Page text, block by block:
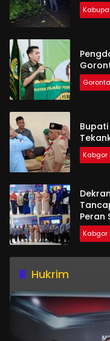
Kabgor
Peran
Kabgor
Hukrim